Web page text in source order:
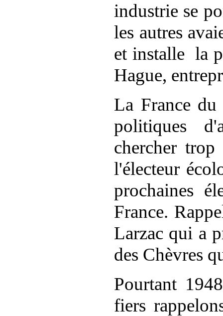
industrie se
les autres
et installe la
Hague,
La France
politiques
chercher
l'électeur
prochaines
France.
Larzac qui a
des Chèvres
Pourtant
fiers